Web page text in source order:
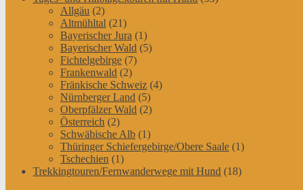
Allgäu (2)
Altmühltal (21)
Bayerischer Jura (1)
Bayerischer Wald (5)
Fichtelgebirge (7)
Frankenwald (2)
Fränkische Schweiz (4)
Nürnberger Land (5)
Oberpfälzer Wald (2)
Österreich (2)
Schwäbische Alb (1)
Thüringer Schiefergebirge/Obere Saale (1)
Tschechien (1)
Trekkingtouren/Fernwanderwege mit Hund (18)